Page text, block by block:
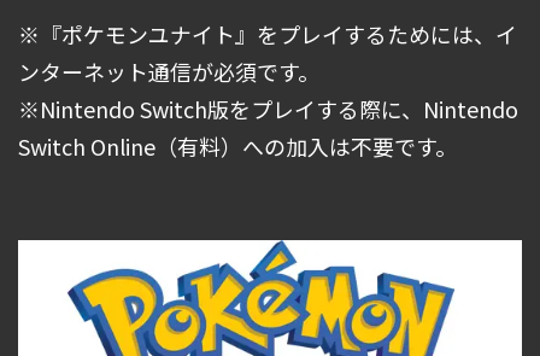
※『ポケモンユナイト』をプレイするためには、イ
ンターネット通信が必須です。
※Nintendo Switch版をプレイする際に、Nintendo
Switch Online（有料）への加入は不要です。